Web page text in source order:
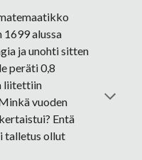
1699 alussa
ja unohti sitten
peräti 0,8
liitettiin
vuoden
Entä
talletus ollut